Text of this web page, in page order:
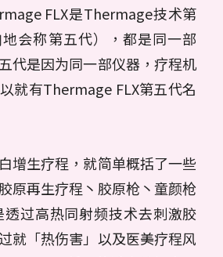
FLX是Thermage技术第
会称第五代），都是同一部
代是因为同一部仪器，疗程机
就有Thermage FLX第五代名
增生疗程，就简单概括了一些
原再生疗程丶胶原枪丶童颜枪
透过高热同射频技术去刺激胶
就「热伤害」以及医美疗程风